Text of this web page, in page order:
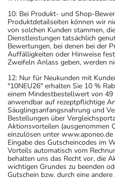
10: Bei Produkt- und Shop-
Produktdetailseiten können wir
von solchen Kunden stammen,
Dienstleistungen tatsächlich
Bewertungen, bei denen bei der
Auffälligkeiten oder Hinweise
Zweifeln Anlass geben, werden
12: Nur für Neukunden mit
"10NEU26" erhalten Sie 10 %
einem Mindestbestellwert von
anwendbar auf rezeptpflichtige
Säuglingsanfangsnahrung und
Bestellungen über
Aktionsvorteilen (ausgenommen
einzulösen unter
Eingabe des Gutscheincodes im
Vorteils automatisch vom
behalten uns das Recht vor, die
wichtigen Grundes zu beenden
Gutschein bzw. durch eine